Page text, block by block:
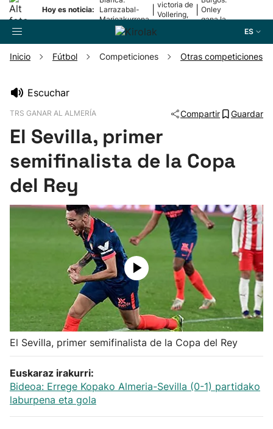
Hoy es noticia:
Larrazabal-
Mariezkurrena
II, a la final
victoria de
Vollering,
Onley
gana la
ES
Pelota
Remo
Herri-kirolak
Balonmano
Kirolak 360
Atletismo
Inicio Fútbol Competiciones Otras competiciones
Escuchar
TRS GANAR AL ALMERÍA Compartir Guardar
El Sevilla, primer
semifinalista de la Copa
del Rey
El Sevilla, primer semifinalista de la Copa del Rey
Euskaraz irakurri:
Bideoa: Errege Kopako Almeria-Sevilla (0-1) partidako
laburpena eta gola